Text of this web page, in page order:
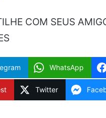
COM SEUS
WhatsApp
Twitter